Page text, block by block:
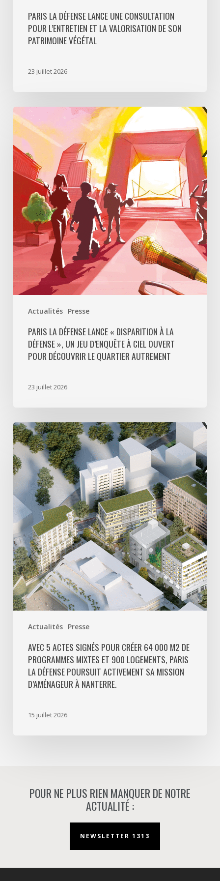
PARIS LA DÉFENSE LANCE UNE CONSULTATION
POUR L’ENTRETIEN ET LA VALORISATION DE SON
PATRIMOINE VÉGÉTAL
23 juillet 2026
Actualités Presse
Paris
La
Défense
lance
«
Disparition
Défense
un
jeu
d’enquête
à
ciel
découvrir
quartier
PARIS LA DÉFENSE LANCE « DISPARITION À LA
DÉFENSE », UN JEU D’ENQUÊTE À CIEL OUVERT
POUR DÉCOUVRIR LE QUARTIER AUTREMENT
23 juillet 2026
Actualités Presse
Avec
5
actes
signés
pour
créer
000
m2
de
programmes
mixtes
et
900
logements,
Défense
poursuit
activement
AVEC 5 ACTES SIGNÉS POUR CRÉER 64 000 M2 DE
PROGRAMMES MIXTES ET 900 LOGEMENTS, PARIS
LA DÉFENSE POURSUIT ACTIVEMENT SA MISSION
D’AMÉNAGEUR À NANTERRE.
15 juillet 2026
POUR NE PLUS RIEN MANQUER DE NOTRE
ACTUALITÉ :
NEWSLETTER 1313